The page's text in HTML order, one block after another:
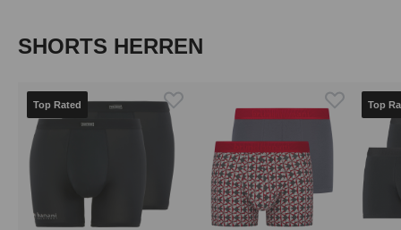
Produktgalerie überspringen
SHORTS HERREN
Top Rated Top